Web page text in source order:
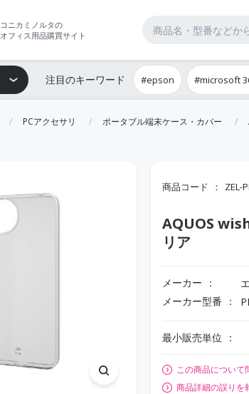
コニカミノルタの
オフィス用品購買サイト
注目のキーワード #epson #microsoft
PCアクセサリ ポータブル端末ケース・カバー
商品コード ZEL-
AQUOS
リア
メーカー
メーカー型番
最小販売単位
この商品について
商品詳細の誤りを